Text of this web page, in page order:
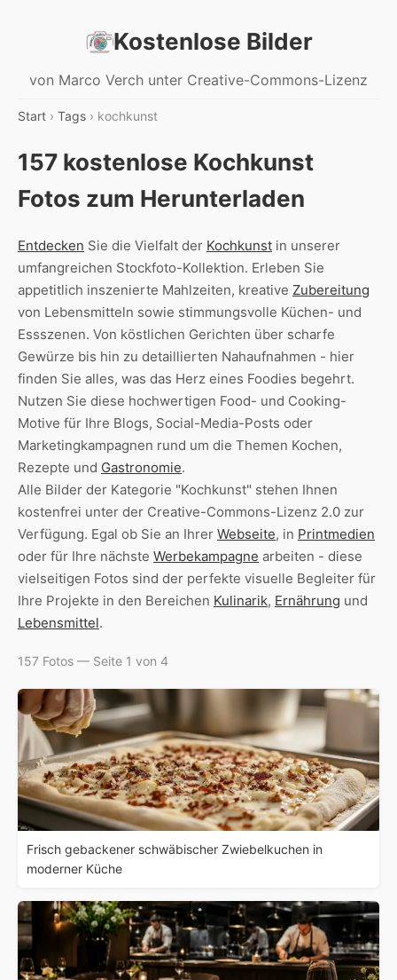
Kostenlose Bilder
von Marco Verch unter Creative-Commons-Lizenz
Start › Tags › kochkunst
157 kostenlose Kochkunst
Fotos zum Herunterladen
Entdecken Sie die Vielfalt der Kochkunst in unserer
umfangreichen Stockfoto-Kollektion. Erleben Sie
appetitlich inszenierte Mahlzeiten, kreative Zubereitung
von Lebensmitteln sowie stimmungsvolle Küchen- und
Essszenen. Von köstlichen Gerichten über scharfe
Gewürze bis hin zu detaillierten Nahaufnahmen - hier
finden Sie alles, was das Herz eines Foodies begehrt.
Nutzen Sie diese hochwertigen Food- und Cooking-
Motive für Ihre Blogs, Social-Media-Posts oder
Marketingkampagnen rund um die Themen Kochen,
Rezepte und Gastronomie.
Alle Bilder der Kategorie "Kochkunst" stehen Ihnen
kostenfrei unter der Creative-Commons-Lizenz 2.0 zur
Verfügung. Egal ob Sie an Ihrer Webseite, in Printmedien
oder für Ihre nächste Werbekampagne arbeiten - diese
vielseitigen Fotos sind der perfekte visuelle Begleiter für
Ihre Projekte in den Bereichen Kulinarik, Ernährung und
Lebensmittel.
157 Fotos — Seite 1 von 4
Frisch gebackener schwäbischer Zwiebelkuchen in
moderner Küche